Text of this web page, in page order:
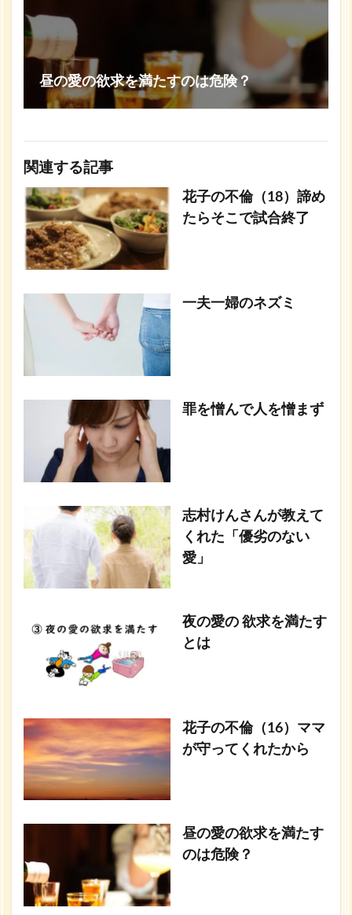
昼の愛の欲求を満たすのは危険？
関連する記事
花子の不倫（18）諦め
たらそこで試合終了
一夫一婦のネズミ
罪を憎んで人を憎まず
志村けんさんが教えて
くれた「優劣のない
愛」
夜の愛の 欲求を満たす
とは
花子の不倫（16）ママ
が守ってくれたから
昼の愛の欲求を満たす
のは危険？